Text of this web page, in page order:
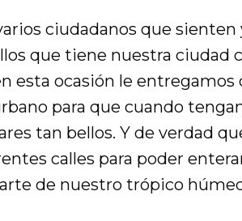
ciudadanos que
que tiene nuestra ciudad
esta ocasión le entregamos
para que cuando
tan bellos. Y de verdad
calles para poder
de nuestro trópico